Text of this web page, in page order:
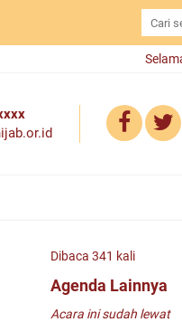
Dibaca 341 kali
Agenda Lainnya
Acara ini sudah lewat